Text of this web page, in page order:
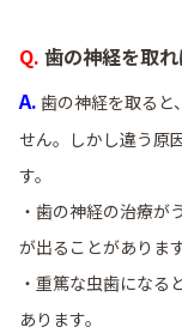
Q. 歯の神経を
A. 歯の神経を取ると
せん。しかし違う原
す。
・歯の神経の治療が
が出ることがあります
・重篤な虫歯になる
あります。